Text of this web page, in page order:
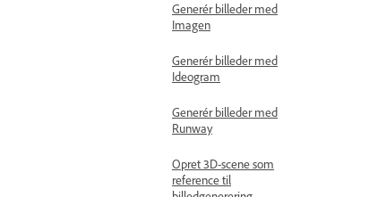
Generér billeder med
Imagen
Generér billeder med
Ideogram
Generér billeder med
Runway
Opret 3D-scene som
reference til